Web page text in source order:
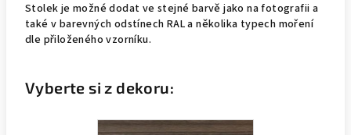
Stolek je možné dodat ve stejné barvě jako na fotografii a
také v barevných odstínech RAL a několika typech moření
dle přiloženého vzorníku.
Vyberte si z dekoru: